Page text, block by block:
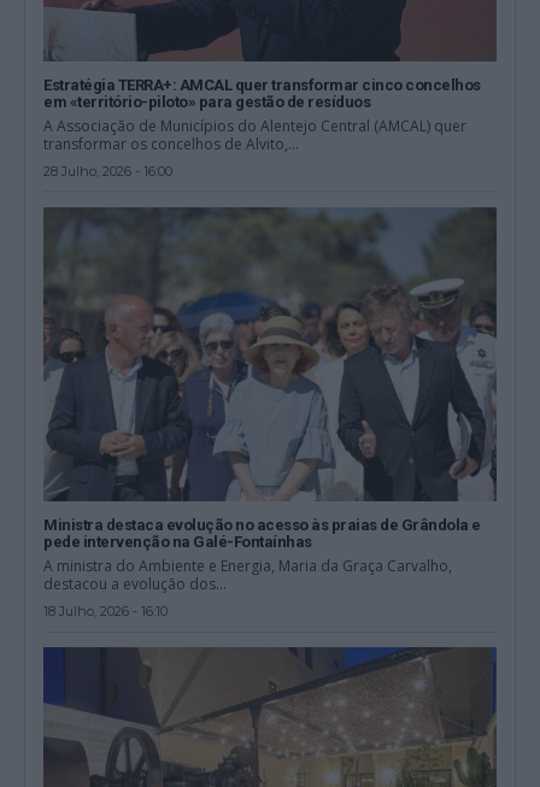
Estratégia TERRA+: AMCAL quer transformar cinco concelhos
em «território-piloto» para gestão de resíduos
A Associação de Municípios do Alentejo Central (AMCAL) quer
transformar os concelhos de Alvito,...
28 Julho, 2026 - 16:00
Ministra destaca evolução no acesso às praias de Grândola e
pede intervenção na Galé-Fontaínhas
A ministra do Ambiente e Energia, Maria da Graça Carvalho,
destacou a evolução dos...
18 Julho, 2026 - 16:10